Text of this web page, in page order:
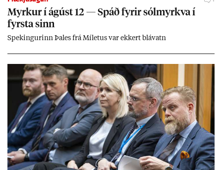
Myrk­ur í ág­úst 12 — Spáð fyr­ir sól­myrkva í
fyrsta sinn
Spek­ing­ur­inn Þa­les frá Míletus var ekk­ert blá­vatn